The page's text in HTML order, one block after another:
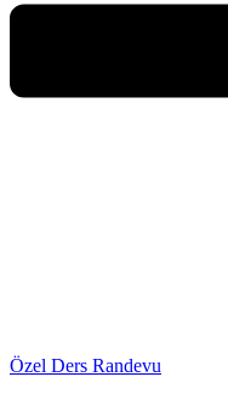
Özel Ders Randevu